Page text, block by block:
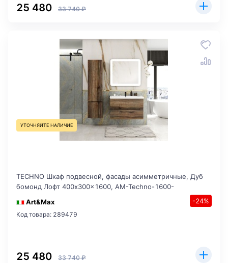
25 480 33 740 ₽
УТОЧНЯЙТЕ НАЛИЧИЕ
TECHNO Шкаф подвесной, фасады асимметричные, Дуб
бомонд Лофт 400x300x1600, AM-Techno-1600-
Art&Max
-24%
Код товара: 289479
25 480 33 740 ₽